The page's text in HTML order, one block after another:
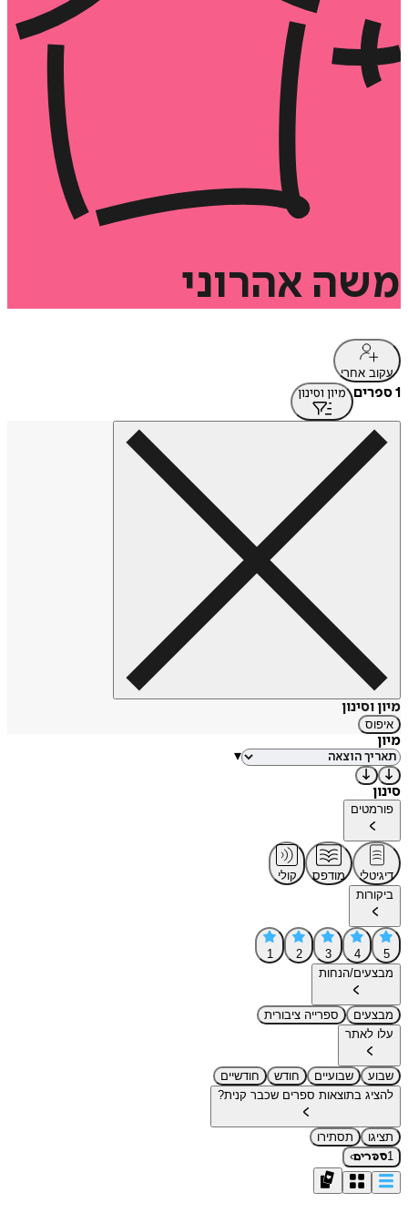
משה אהרוני
עקוב אחרי
1 ספרים מיון וסינון
מיון וסינון
איפוס
מיון
▾
סינון
פורמטים
דיגיטלי מודפס
קולי
ביקורות
5
4
3
2
1
מבצעים/הנחות
מבצעים
ספרייה ציבורית
עלו לאתר
שבוע שבועיים חודש
חודשיים
להציג בתוצאות ספרים שכבר קנית?
תציגו
תסתירו
1ספרים›